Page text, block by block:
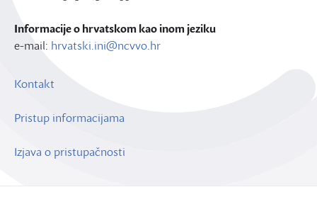
Informacije o hrvatskom kao inom jeziku
e-mail: hrvatski.ini@ncvvo.hr
Kontakt
Pristup informacijama
Izjava o pristupačnosti